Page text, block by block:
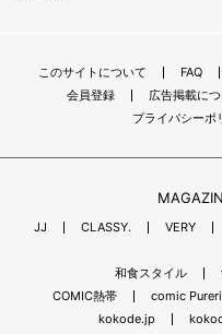
このサイトについて FAQ
会員登録
広告掲載に
プライバシーポ
JJ CLASSY. VERY
和食スタイル
COMIC熱帯
comic Pureri
kokode.jp